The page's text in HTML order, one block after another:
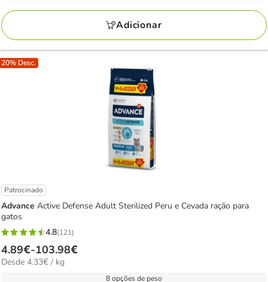
avaliações
39.30€
Adicionar
20% Desc.
Patrocinado
Advance Active Defense Adult Sterilized Peru e Cevada ração para
gatos
4.8
estrelas
com
4.8(121)
Preço
de
4.89€-103.98€
4.33€
Desde 4.33€ / kg
8 opções de peso